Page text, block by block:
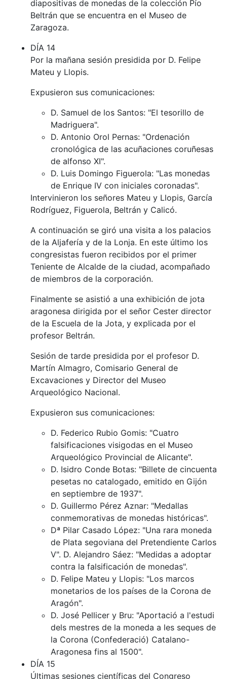
diapositivas de monedas de la colección Pío
Beltrán que se encuentra en el Museo de
Zaragoza.
DÍA 14
Por la mañana sesión presidida por D. Felipe
Mateu y Llopis.
Expusieron sus comunicaciones:
D. Samuel de los Santos: "El tesorillo de
Madriguera".
D. Antonio Orol Pernas: "Ordenación
cronológica de las acuñaciones coruñesas
de alfonso XI".
D. Luis Domingo Figuerola: "Las monedas
de Enrique IV con iniciales coronadas".
Intervinieron los señores Mateu y Llopis, García
Rodríguez, Figuerola, Beltrán y Calicó.
A continuación se giró una visita a los palacios
de la Aljafería y de la Lonja. En este último los
congresistas fueron recibidos por el primer
Teniente de Alcalde de la ciudad, acompañado
de miembros de la corporación.
Finalmente se asistió a una exhibición de jota
aragonesa dirigida por el señor Cester director
de la Escuela de la Jota, y explicada por el
profesor Beltrán.
Sesión de tarde presidida por el profesor D.
Martín Almagro, Comisario General de
Excavaciones y Director del Museo
Arqueológico Nacional.
Expusieron sus comunicaciones:
D. Federico Rubio Gomis: "Cuatro
falsificaciones visigodas en el Museo
Arqueológico Provincial de Alicante".
D. Isidro Conde Botas: "Billete de cincuenta
pesetas no catalogado, emitido en Gijón
en septiembre de 1937".
D. Guillermo Pérez Aznar: "Medallas
conmemorativas de monedas históricas".
Dª Pilar Casado López: "Una rara moneda
de Plata segoviana del Pretendiente Carlos
V". D. Alejandro Sáez: "Medidas a adoptar
contra la falsificación de monedas".
D. Felipe Mateu y Llopis: "Los marcos
monetarios de los países de la Corona de
Aragón".
D. José Pellicer y Bru: "Aportació a l'estudi
dels mestres de la moneda a les seques de
la Corona (Confederació) Catalano-
Aragonesa fins al 1500".
DÍA 15
Últimas sesiones científicas del Congreso